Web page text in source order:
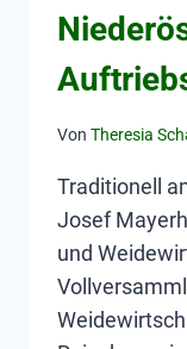
Von Theresia
Traditionell
Josef
und